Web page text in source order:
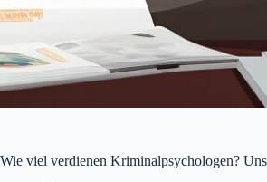
Wie viel verdienen Kriminalpsychologen?